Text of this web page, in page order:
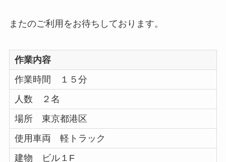
またのご利用をお待ちしております。
作業内容
作業時間 １５分
人数 ２名
場所 東京都港区
使用車両 軽トラック
建物 ビル１F